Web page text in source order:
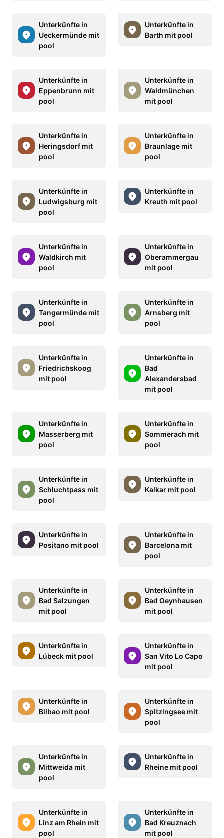
Unterkünfte in
Ueckermünde mit
pool
Unterkünfte in
Barth mit pool
Unterkünfte in
Eppenbrunn mit
pool
Unterkünfte in
Waldmünchen
mit pool
Unterkünfte in
Heringsdorf mit
pool
Unterkünfte in
Braunlage mit
pool
Unterkünfte in
Ludwigsburg mit
pool
Unterkünfte in
Kreuth mit pool
Unterkünfte in
Waldkirch mit
pool
Unterkünfte in
Oberammergau
mit pool
Unterkünfte in
Tangermünde mit
pool
Unterkünfte in
Arnsberg mit
pool
Unterkünfte in
Friedrichskoog
mit pool
Unterkünfte in
Bad
Alexandersbad
mit pool
Unterkünfte in
Masserberg mit
pool
Unterkünfte in
Sommerach mit
pool
Unterkünfte in
Schluchtpass mit
pool
Unterkünfte in
Kalkar mit pool
Unterkünfte in
Positano mit pool
Unterkünfte in
Barcelona mit
pool
Unterkünfte in
Bad Salzungen
mit pool
Unterkünfte in
Bad Oeynhausen
mit pool
Unterkünfte in
Lübeck mit pool
Unterkünfte in
San Vito Lo Capo
mit pool
Unterkünfte in
Bilbao mit pool
Unterkünfte in
Spitzingsee mit
pool
Unterkünfte in
Mittweida mit
pool
Unterkünfte in
Rheine mit pool
Unterkünfte in
Linz am Rhein mit
pool
Unterkünfte in
Bad Kreuznach
mit pool